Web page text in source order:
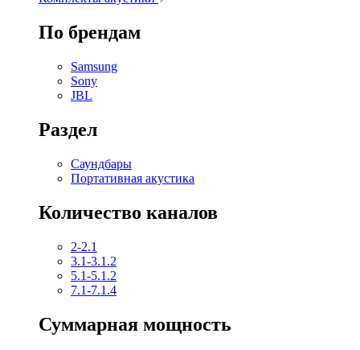
По брендам
Samsung
Sony
JBL
Раздел
Саундбары
Портативная акустика
Количество каналов
2-2.1
3.1-3.1.2
5.1-5.1.2
7.1-7.1.4
Суммарная мощность